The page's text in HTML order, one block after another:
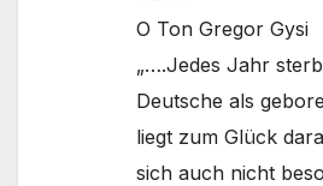
O Ton Gregor Gysi
„….Jedes Jahr
Deutsche als
liegt zum Glück
sich auch nicht